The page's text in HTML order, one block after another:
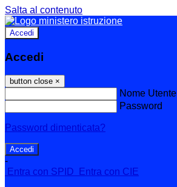
Salta al contenuto
Accedi
Accedi
button close ×
Nome Utente
Password
Password dimenticata?
-
Entra con SPID
Entra con CIE